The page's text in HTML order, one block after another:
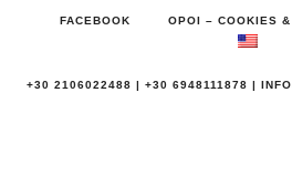
FACEBOOK ΟΡΟΙ – COOKIES
+30 2106022488 | +30 6948111878 |